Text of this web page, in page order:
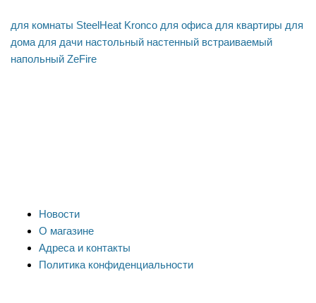
для комнаты SteelHeat Kronco для офиса для квартиры для
дома для дачи настольный настенный встраиваемый
напольный ZeFire
Новости
О магазине
Адреса и контакты
Политика конфиденциальности